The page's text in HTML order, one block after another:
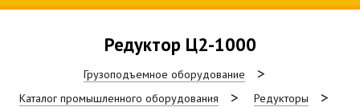
Редуктор Ц2-1000
Грузоподъемное оборудование
Каталог промышленного оборудования
Редукторы